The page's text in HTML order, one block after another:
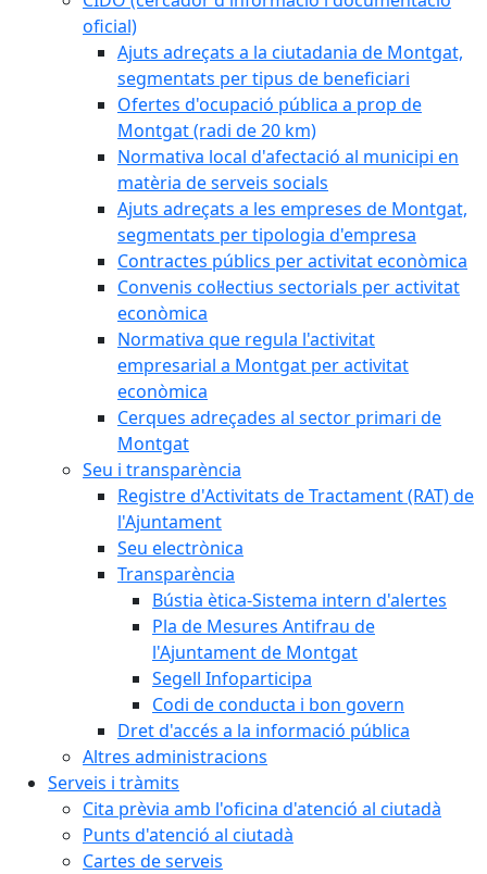
oficial)
Ajuts adreçats a la ciutadania de Montgat,
segmentats per tipus de beneficiari
Ofertes d'ocupació pública a prop de
Montgat (radi de 20 km)
Normativa local d'afectació al municipi en
matèria de serveis socials
Ajuts adreçats a les empreses de Montgat,
segmentats per tipologia d'empresa
Contractes públics per activitat econòmica
Convenis col·lectius sectorials per activitat
econòmica
Normativa que regula l'activitat
empresarial a Montgat per activitat
econòmica
Cerques adreçades al sector primari de
Montgat
Seu i transparència
Registre d'Activitats de Tractament (RAT) de
l'Ajuntament
Seu electrònica
Transparència
Bústia ètica-Sistema intern d'alertes
Pla de Mesures Antifrau de
l'Ajuntament de Montgat
Segell Infoparticipa
Codi de conducta i bon govern
Dret d'accés a la informació pública
Altres administracions
Serveis i tràmits
Cita prèvia amb l'oficina d'atenció al ciutadà
Punts d'atenció al ciutadà
Cartes de serveis